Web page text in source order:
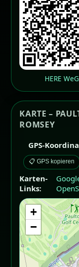
HERE
KARTE –
ROMSEY
GPS-
📋 GPS kopieren
Karten-
Links:
+
−